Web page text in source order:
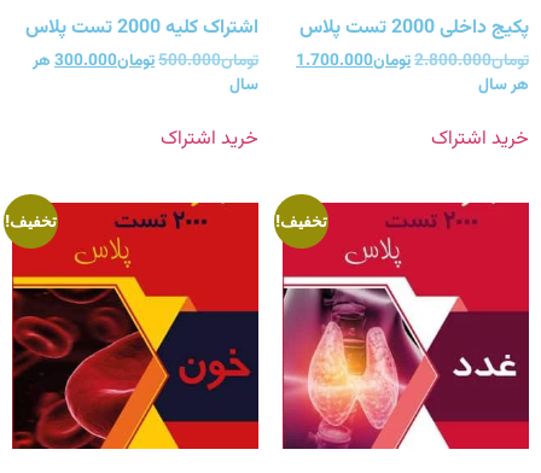
پکیج داخلی 2000 تست پلاس
تومان2.800.000تومان1.700.000
هر سال
خرید اشتراک
اشتراک کلیه 2000 تست پلاس
تومان500.000تومان300.000هر
سال
خرید اشتراک
تخفیف! تخفیف!